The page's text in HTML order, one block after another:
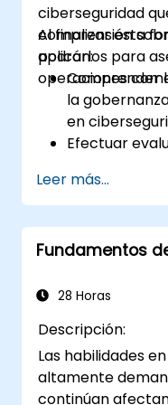
ciberseguridad
comprensión
aplicarlos para
operaciones
Al finalizar esta
podrán:
Comprender
la
en
Efectuar
Implementar
gestionar los
Elaborar y
Leer más...
Fundamentos
28 Horas
Descripción:
Las habilidades
altamente
continúan